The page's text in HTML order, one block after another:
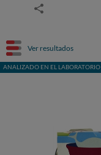
Ver resultados
ANALIZADO EN EL LABORATORIO